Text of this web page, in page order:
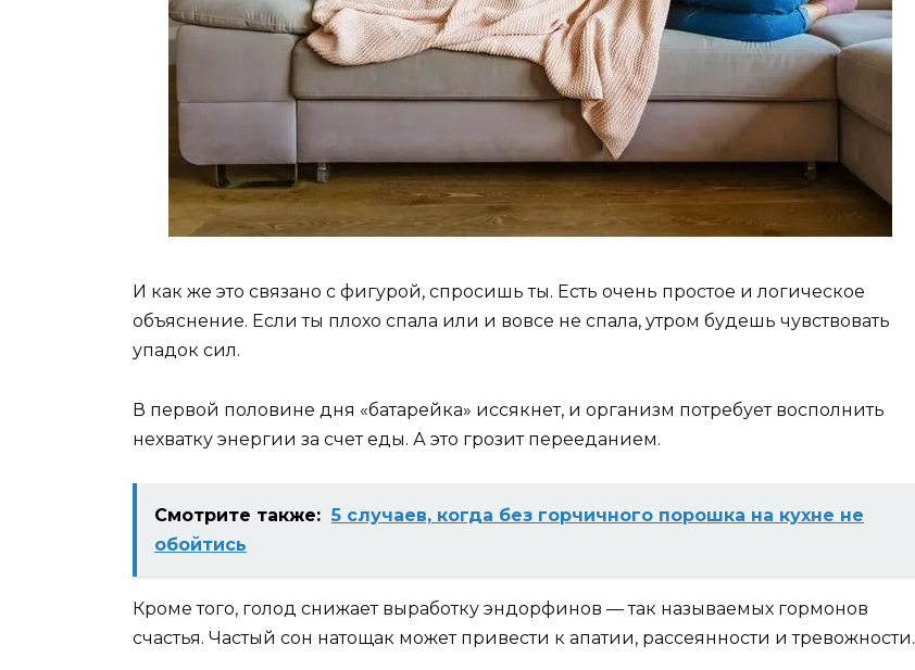
И как же это связано с фигурой, спросишь ты. Есть очень простое и логическое
объяснение. Если ты плохо спала или и вовсе не спала, утром будешь чувствовать
упадок сил.
В первой половине дня «батарейка» иссякнет, и организм потребует восполнить
нехватку энергии за счет еды. А это грозит перееданием.
Смотрите также: 5 случаев, когда без горчичного порошка на кухне не
обойтись
Кроме того, голод снижает выработку эндорфинов — так называемых гормонов
счастья. Частый сон натощак может привести к апатии, рассеянности и тревожности.